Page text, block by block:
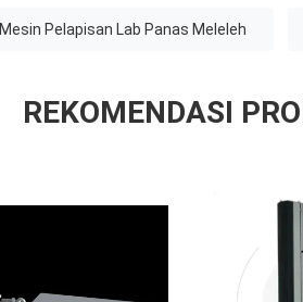
Mesin Pelapisan Lab Panas Meleleh
REKOMENDASI